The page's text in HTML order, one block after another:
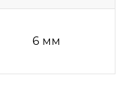
6 мм